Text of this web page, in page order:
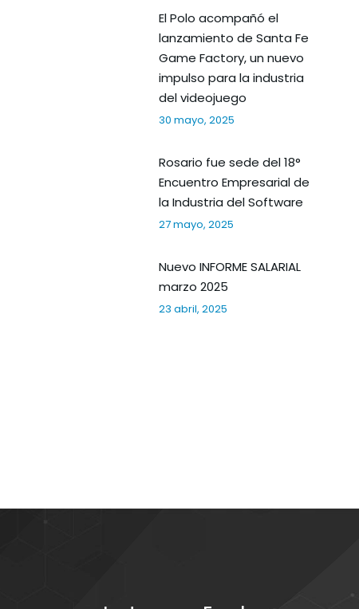
El Polo acompañó el
lanzamiento de Santa Fe
Game Factory, un nuevo
impulso para la industria
del videojuego
30 mayo, 2025
Rosario fue sede del 18°
Encuentro Empresarial de
la Industria del Software
27 mayo, 2025
Nuevo INFORME SALARIAL
marzo 2025
23 abril, 2025